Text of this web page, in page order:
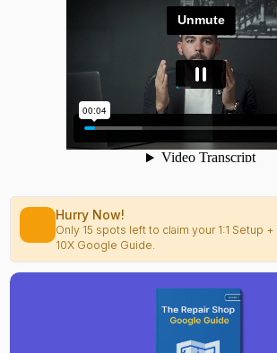
Hurry Now!
Only 15 spots left to claim your 1:1 Setup
10X Google Guide.